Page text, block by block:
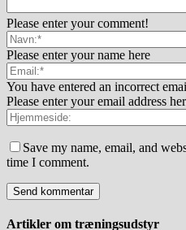
Please enter your comment!
Please enter your name here
You have entered an incorrect
Please enter your email address
Save my name, email, and
time I comment.
Artikler om træningsudstyr